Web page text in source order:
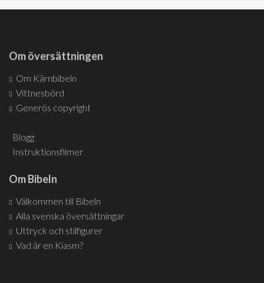
Om översättningen
Om Kärnbibeln
Vittnesbörd
Generös copyright
Blogg
Instruktionsfilmer
Om Bibeln
Välkommen till Bibeln
Alla svenska översättningar
Uttryck och stilfigurer
Vad är en Kiasm?